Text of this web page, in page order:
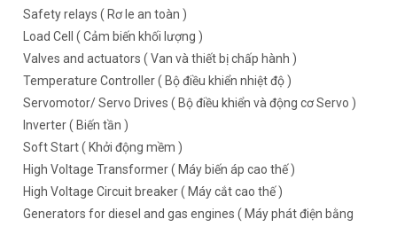
Safety relays ( Rơ le an toàn )
Load Cell ( Cảm biến khối lượng )
Valves and actuators ( Van và thiết bị chấp hành )
Temperature Controller ( Bộ điều khiển nhiệt độ )
Servomotor/ Servo Drives ( Bộ điều khiển và động cơ Servo )
Inverter ( Biến tần )
Soft Start ( Khởi động mềm )
High Voltage Transformer ( Máy biến áp cao thế )
High Voltage Circuit breaker ( Máy cắt cao thế )
Generators for diesel and gas engines ( Máy phát điện bằng